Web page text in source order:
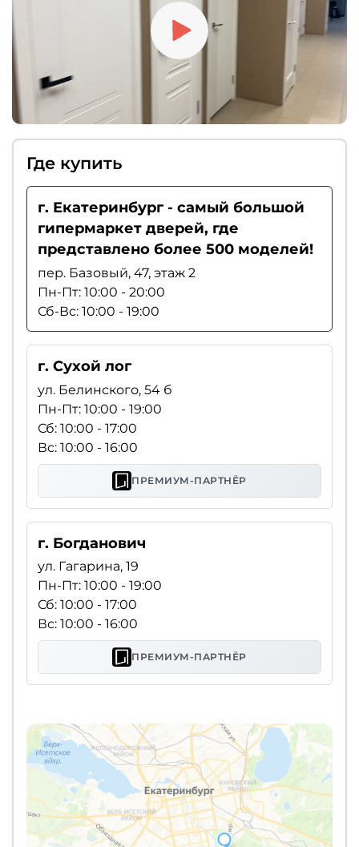
Где купить
г. Екатеринбург - самый большой
гипермаркет дверей, где
представлено более 500 моделей!
пер. Базовый, 47, этаж 2
Пн-Пт: 10:00 - 20:00
Сб-Вс: 10:00 - 19:00
г. Сухой лог
ул. Белинского, 54 б
Пн-Пт: 10:00 - 19:00
Сб: 10:00 - 17:00
Вс: 10:00 - 16:00
ПРЕМИУМ-ПАРТНЁР
г. Богданович
ул. Гагарина, 19
Пн-Пт: 10:00 - 19:00
Сб: 10:00 - 17:00
Вс: 10:00 - 16:00
ПРЕМИУМ-ПАРТНЁР